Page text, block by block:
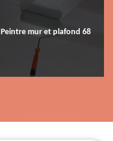
Peintre mur et plafond 68